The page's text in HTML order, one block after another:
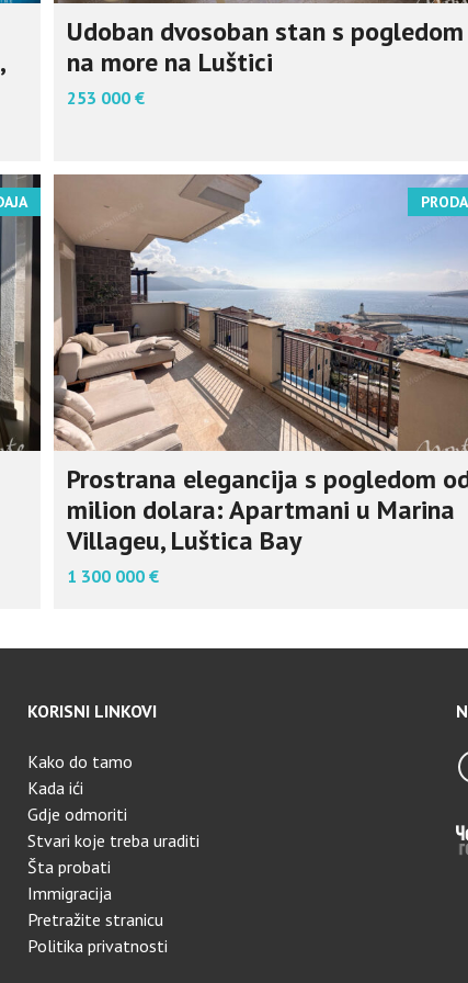
Udoban dvosoban stan s pogledom
na more na Luštici
253 000 €
Prostrana elegancija s pogledom
milion dolara: Apartmani u Marina
Villageu, Luštica Bay
1 300 000 €
KORISNI LINKOVI
Kako do tamo
Kada ići
Gdje odmoriti
Stvari koje treba uraditi
Šta probati
Immigracija
Pretražite stranicu
Politika privatnosti